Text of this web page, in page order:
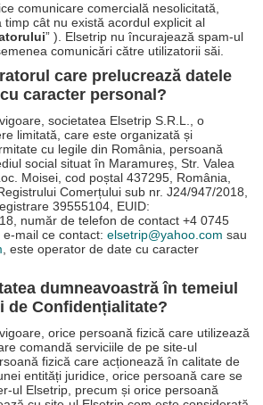
comunicare comercială nesolicitată,
timp cât nu există acordul explicit al
” ). Elsetrip nu încurajează spam-ul
comunicări către utilizatorii săi.
care prelucrează datele
caracter personal?
societatea Elsetrip S.R.L., o
limitată, care este organizată și
cu legile din România, persoană
social situat în Maramureș, Str. Valea
Moisei, cod poștal 437295, România,
Comerțului sub nr. J24/947/2018,
39555104, EUID:
număr de telefon de contact +4 0745
mail ce contact: elsetrip@yahoo.com sau
, este operator de date cu caracter
dumneavoastră în temeiul
de Confidențialitate?
orice persoană fizică care utilizează
comandă serviciile de pe site-ul
fizică care acționează în calitate de
entități juridice, orice persoană care se
ul Elsetrip, precum și orice persoană